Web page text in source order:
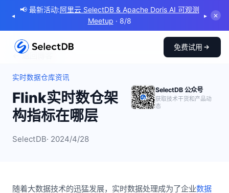
◂
📢 最新活动:阿里云 SelectDB & Apache Doris AI 可观测
Meetup · 8/8
▸ ✕
免费试用
← 返回博客
实时数据仓库资讯
Flink实时数仓架
构指标在哪层
SelectDB· 2024/4/28
SelectDB 公众号
获取技术干货和产品动
态
随着大数据技术的迅猛发展，实时数据处理成为了企业数据